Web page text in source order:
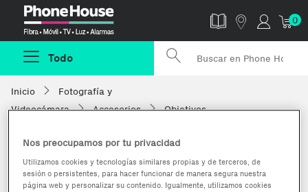
0
Todo
Inicio
Fotografía y
Videocámara
Accesorios Objetivos
Nos preocupamos por tu privacidad
Utilizamos cookies y tecnologías similares propias y de terceros, de
sesión o persistentes, para hacer funcionar de manera segura nuestra
página web y personalizar su contenido. Igualmente, utilizamos cookies